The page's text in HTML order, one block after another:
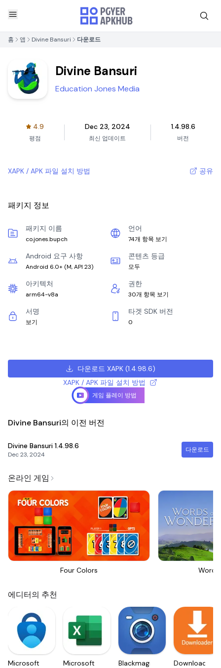
홈 앱 Divine Bansuri 다운로드
Divine Bansuri
Education Jones Media
4.9
평점
Dec 23, 2024
최신 업데이트
1.4.98.6
버전
XAPK / APK 파일 설치 방법 공유
패키지 정보
패키지 이름
co.jones.bupch
언어
74개 항목 보기
Android 요구 사항
Android 6.0+ (M, API 23)
콘텐츠 등급
모두
아키텍처
arm64-v8a
권한
30개 항목 보기
서명
보기
타겟 SDK 버전
0
다운로드 XAPK(1.4.98.6)
XAPK / APK 파일 설치 방법
게임 플레이 방법
Divine Bansuri의 이전 버전
Divine Bansuri 1.4.98.6
Dec 23, 2024
다운로드
온라인 게임
Four Colors
에디터의 추천
Microsoft
Microsoft
Blackmagic
Downloader